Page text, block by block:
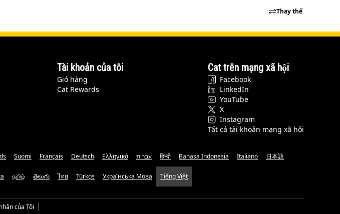
Thay thế
Tài khoản của tôi
Giỏ hàng
Cat Rewards
Cat trên mạng xã hội
Facebook
LinkedIn
YouTube
X
Instagram
Tất cả tài khoản mạng xã hội
Suomi Français Deutsch Ελληνικά עברית हिन्दी Bahasa Indonesia Italiano 日本語
தமிழ் తెలుగు ไทย Türkçe Українська Мова Tiếng Việt
của Tôi